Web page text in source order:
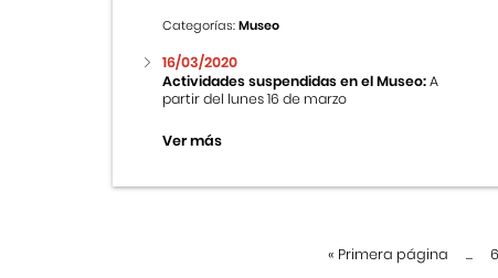
Categorías:Museo
16/03/2020
Actividades suspendidas en el Museo:A
partir del lunes 16 de marzo
Ver más
« Primera página ... 6